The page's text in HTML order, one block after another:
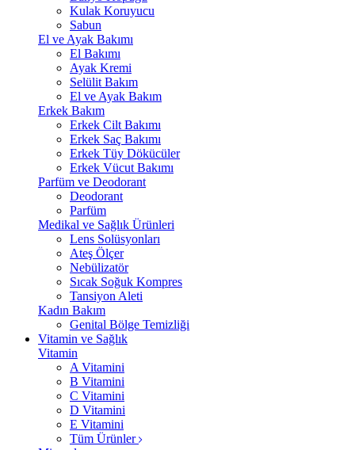
Kulak Koruyucu
Sabun
El ve Ayak Bakımı
El Bakımı
Ayak Kremi
Selülit Bakım
El ve Ayak Bakım
Erkek Bakım
Erkek Cilt Bakımı
Erkek Saç Bakımı
Erkek Tüy Dökücüler
Erkek Vücut Bakımı
Parfüm ve Deodorant
Deodorant
Parfüm
Medikal ve Sağlık Ürünleri
Lens Solüsyonları
Ateş Ölçer
Nebülizatör
Sıcak Soğuk Kompres
Tansiyon Aleti
Kadın Bakım
Genital Bölge Temizliği
Vitamin ve Sağlık
Vitamin
A Vitamini
B Vitamini
C Vitamini
D Vitamini
E Vitamini
Tüm Ürünler